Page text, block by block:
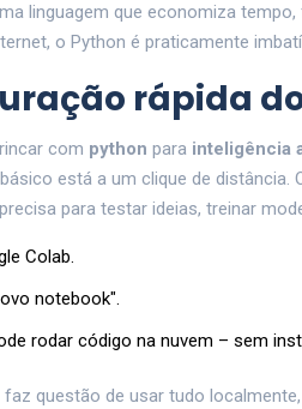
linguagem que economiza
o Python é praticamente
rápida
com python para inteligência
está a um clique de
para testar ideias, treinar
Colab.
notebook".
rodar código na nuvem – sem
questão de usar tudo